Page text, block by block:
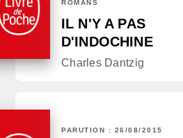
ROMANS
IL N'Y A PAS
D'INDOCHINE
Charles Dantzig
PARUTION : 26/08/2015